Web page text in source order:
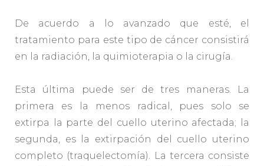
De acuerdo a lo avanzado que esté, el
tratamiento para este tipo de cáncer consistirá
en la radiación, la quimioterapia o la cirugía.
Esta última puede ser de tres maneras. La
primera es la menos radical, pues solo se
extirpa la parte del cuello uterino afectada; la
segunda, es la extirpación del cuello uterino
completo (traquelectomía). La tercera consiste